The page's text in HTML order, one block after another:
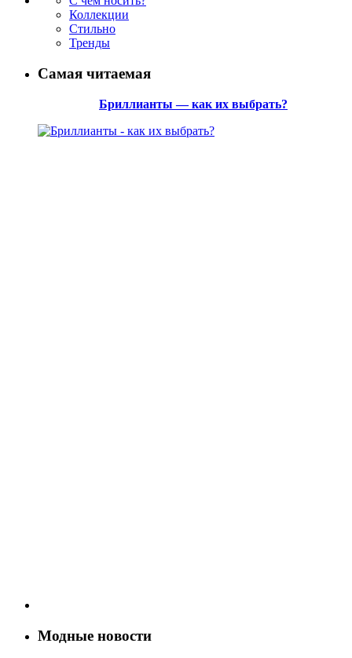
Коллекции
Стильно
Тренды
Самая читаемая
Бриллианты — как их выбрать?
Модные новости